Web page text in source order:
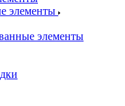
элементы
элементы